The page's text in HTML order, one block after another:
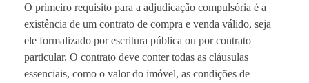
O primeiro requisito para a adjudicação compulsória é a
existência de um contrato de compra e venda válido, seja
ele formalizado por escritura pública ou por contrato
particular. O contrato deve conter todas as cláusulas
essenciais, como o valor do imóvel, as condições de